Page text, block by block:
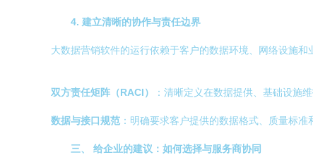
4. 建立清晰的协作与责任边界
大数据营销软件的运行依赖于客户的数据环境、网络设施和
双方责任矩阵（RACI） ：清晰定义在数据提供、基础设施
数据与接口规范 ：明确要求客户提供的数据格式、质量标
三、 给企业的建议：如何选择与服务商协同